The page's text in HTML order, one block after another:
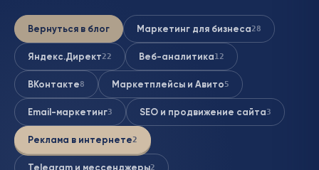
Вернуться в блог Маркетинг для бизнеса28
Яндекс.Директ22 Веб-аналитика12
ВКонтакте8 Маркетплейсы и Авито5
Email-маркетинг3 SEO и продвижение сайта3
Реклама в интернете2
Telegram и мессенджеры2